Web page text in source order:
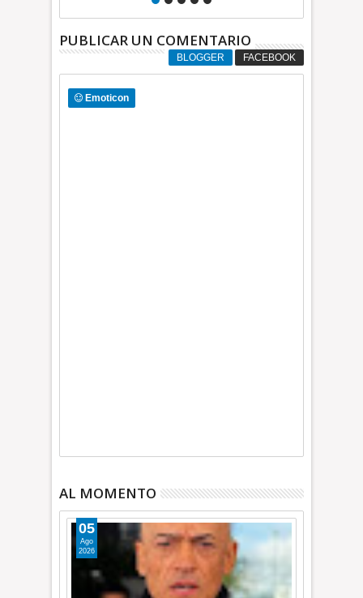
PUBLICAR UN COMENTARIO
BLOGGER FACEBOOK
Emoticon
AL MOMENTO
05
Ago
2026